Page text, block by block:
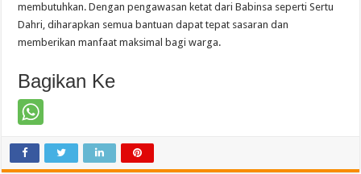
membutuhkan. Dengan pengawasan ketat dari Babinsa seperti Sertu
Dahri, diharapkan semua bantuan dapat tepat sasaran dan
memberikan manfaat maksimal bagi warga.
Bagikan Ke